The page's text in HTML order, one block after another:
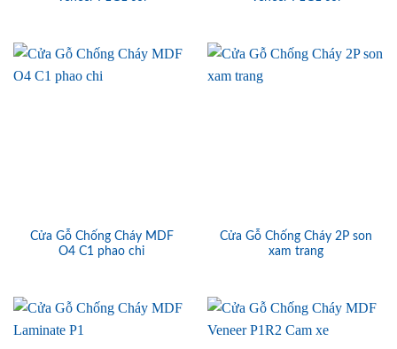
Cửa Gỗ Chống Cháy MDF
O4 C1 phao chi
Cửa Gỗ Chống Cháy 2P son
xam trang